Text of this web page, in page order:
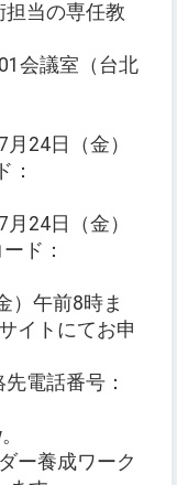
担当の専任教
会議室（台北
24日（金）
：
24日（金）
ド：
）午前8時ま
イトにてお申
電話番号：
ー養成ワーク